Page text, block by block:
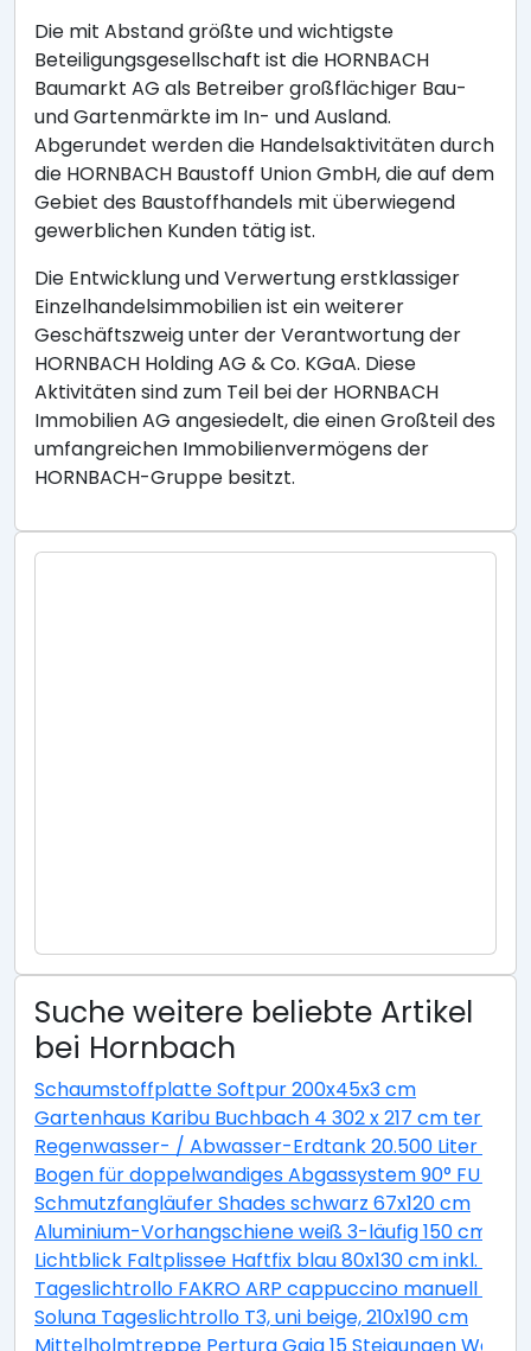
Die mit Abstand größte und wichtigste
Beteiligungsgesellschaft ist die HORNBACH
Baumarkt AG als Betreiber großflächiger Bau-
und Gartenmärkte im In- und Ausland.
Abgerundet werden die Handelsaktivitäten durch
die HORNBACH Baustoff Union GmbH, die auf dem
Gebiet des Baustoffhandels mit überwiegend
gewerblichen Kunden tätig ist.
Die Entwicklung und Verwertung erstklassiger
Einzelhandelsimmobilien ist ein weiterer
Geschäftszweig unter der Verantwortung der
HORNBACH Holding AG & Co. KGaA. Diese
Aktivitäten sind zum Teil bei der HORNBACH
Immobilien AG angesiedelt, die einen Großteil des
umfangreichen Immobilienvermögens der
HORNBACH-Gruppe besitzt.
Suche weitere beliebte Artikel
bei Hornbach
Schaumstoffplatte Softpur 200x45x3 cm
Gartenhaus Karibu Buchbach 4 302 x 217 cm
Regenwasser- / Abwasser-Erdtank 20.500 Liter GVT
Bogen für doppelwandiges Abgassystem 90° FU
Schmutzfangläufer Shades schwarz 67x120 cm
Aluminium-Vorhangschiene weiß 3-läufig 150 cm
Lichtblick Faltplissee Haftfix blau 80x130 cm inkl.
Tageslichtrollo FAKRO ARP cappuccino manuell
Soluna Tageslichtrollo T3, uni beige, 210x190 cm